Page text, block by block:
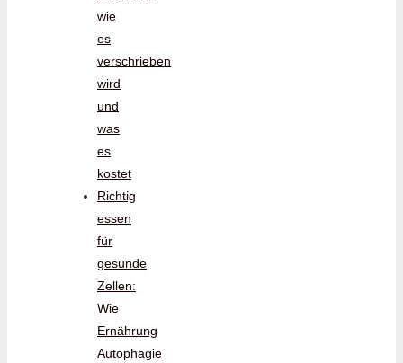
wie
es
verschrieben
wird
und
was
es
kostet
Richtig
essen
für
gesunde
Zellen:
Wie
Ernährung
Autophagie